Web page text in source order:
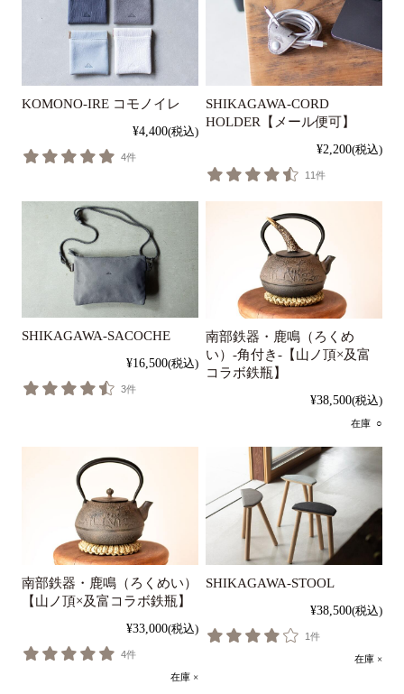
KOMONO-IRE コモノイレ
¥4,400(税込)
4件
SHIKAGAWA-CORD
HOLDER【メール便可】
¥2,200(税込)
11件
SHIKAGAWA-SACOCHE
¥16,500(税込)
3件
南部鉄器・鹿鳴（ろくめ
い）-角付き-【山ノ頂×及富
コラボ鉄瓶】
¥38,500(税込)
在庫 ○
南部鉄器・鹿鳴（ろくめい）
【山ノ頂×及富コラボ鉄瓶】
¥33,000(税込)
4件
在庫 ×
SHIKAGAWA-STOOL
¥38,500(税込)
1件
在庫 ×